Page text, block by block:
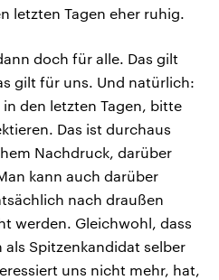
letzten Tagen eher ruhig.
doch für alle. Das gilt
gilt für uns. Und natürlich:
den letzten Tagen, bitte
Das ist durchaus
Nachdruck, darüber
kann auch darüber
nach draußen
werden. Gleichwohl, dass
als Spitzenkandidat selber
uns nicht mehr, hat,